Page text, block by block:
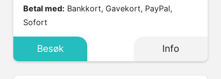
Betal med:
Sofort
Besøk Info